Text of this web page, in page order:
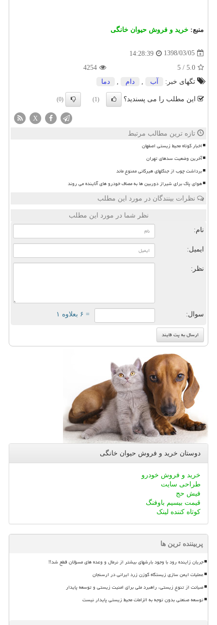
منبع: خرید و فروش حیوان خانگی
1398/03/05
14:28:39
5.0
/
5
4254
تگهای خبر:
آب دام دما
این مطلب را می پسندید؟ (1)
(0)
X
تازه ترین مطالب مرتبط
اخبار کوتاه محیط زیستی اصفهان
آخرین وضعیت سدهای تهران
برداشت چوب از جنگلهای هیرکانی ممنوع ماند
هوای پاک برای شیراز دوربین ها به مصاف خودرو های آلاینده می روند
نظرات بینندگان در مورد این مطلب
نظر شما در مورد این مطلب
نام:
ایمیل:
نظر:
سوال: = ۶ بعلاوه ۱
دوستان خرید و فروش حیوان خانگی
خرید و فروش خودرو
طراحی سایت
فیش حج
قیمت بیسیم باوفنگ
کوتاه کننده لینک
پربیننده ترین ها
جریان زاینده رود با وجود بارشهای بیشتر از نرمال و وعده های مسؤلان قطع شد!!
عملیات ایمن سازی زیستگاه گوزن زرد ایرانی در ارسنجان
صیانت از تنوع زیستی، راهبرد ملی برای امنیت زیستی و توسعه پایدار
توسعه صنعتی بدون توجه به الزامات محیط زیستی پایدار نیست